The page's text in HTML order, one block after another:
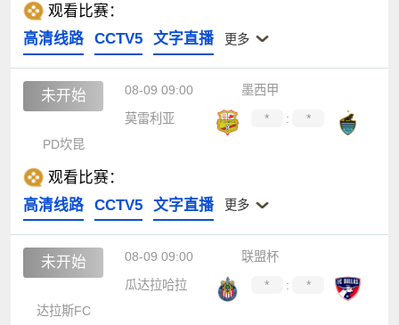
观看比赛：
高清线路
CCTV5 文字直播 更多
未开始 08-09 09:00
墨西甲
莫雷利亚
* :
*
PD坎昆
观看比赛：
高清线路
CCTV5 文字直播 更多
未开始 08-09 09:00
联盟杯
瓜达拉哈拉
* :
*
达拉斯FC